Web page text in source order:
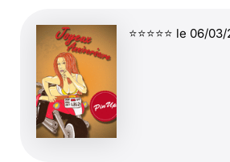
⭐⭐⭐⭐⭐ le 06/